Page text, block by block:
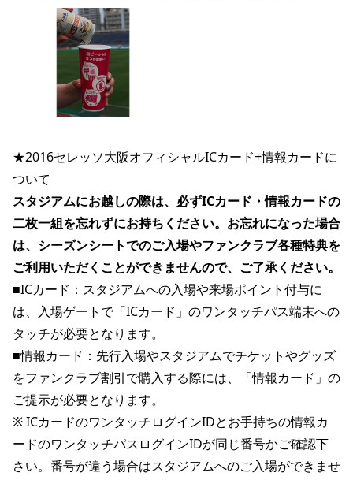
★2016セレッソ大阪オフィシャルICカード+情報カードに
ついて
スタジアムにお越しの際は、必ずICカード・情報カードの
二枚一組を忘れずにお持ちください。お忘れになった場合
は、シーズンシートでのご入場やファンクラブ各種特典を
ご利用いただくことができませんので、ご了承ください。
■ICカード：スタジアムへの入場や来場ポイント付与に
は、入場ゲートで「ICカード」のワンタッチパス端末への
タッチが必要となります。
■情報カード：先行入場やスタジアムでチケットやグッズ
をファンクラブ割引で購入する際には、「情報カード」の
ご提示が必要となります。
※ ICカードのワンタッチログインIDとお手持ちの情報カ
ードのワンタッチパスログインIDが同じ番号かご確認下
さい。番号が違う場合はスタジアムへのご入場ができませ